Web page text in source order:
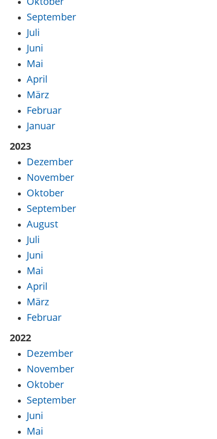
September
Juli
Juni
Mai
April
März
Februar
Januar
2023
Dezember
November
Oktober
September
August
Juli
Juni
Mai
April
März
Februar
2022
Dezember
November
Oktober
September
Juni
Mai